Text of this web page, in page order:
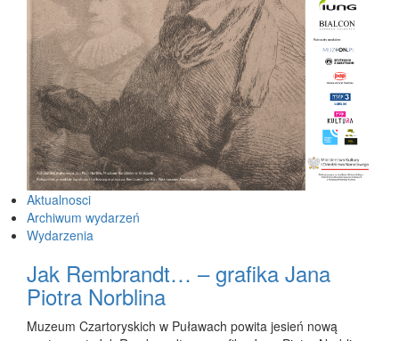
Aktualnosci
Archiwum wydarzeń
Wydarzenia
Jak Rembrandt… – grafika Jana
Piotra Norblina
Muzeum Czartoryskich w Puławach powita jesień nową